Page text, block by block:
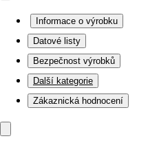
Informace o výrobku
Datové listy
Bezpečnost výrobků
Další kategorie
Zákaznická hodnocení